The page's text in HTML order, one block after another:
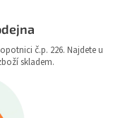
č.p. 226. Najdete u
skladem.